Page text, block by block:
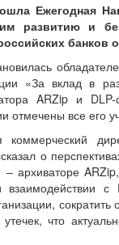
Ежегодная
развитию и
банков
«За вклад в
ARZip и
все его
коммерческий
о
архиваторе
с
что